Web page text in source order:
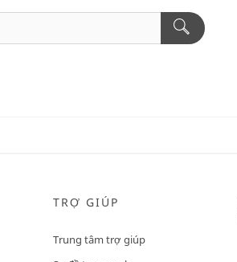
TRỢ GIÚP
Trung tâm trợ giúp